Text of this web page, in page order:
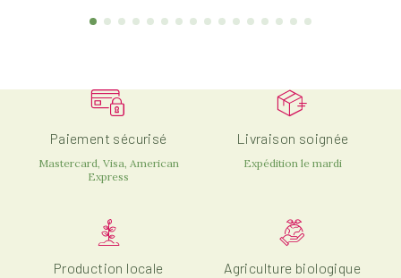
Paiement sécurisé
Mastercard, Visa, American
Express
Livraison soignée
Expédition le mardi
Production locale Agriculture biologique